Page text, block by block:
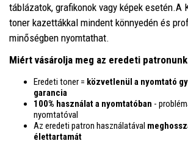
táblázatok, grafikonok vagy képek esetén.A
toner kazettákkal mindent könnyedén és
minőségben nyomtathat.
Miért vásárolja meg az eredeti
Eredeti toner = közvetlenül a nyomtató
garancia
100% használat a nyomtatóban -
nyomtatóval
Az eredeti patron használatával
élettartamát